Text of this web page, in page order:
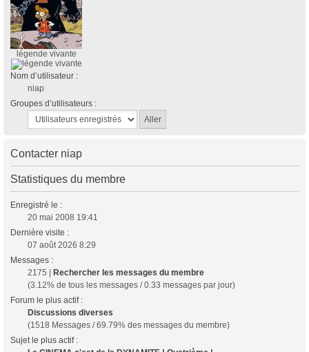
légende vivante
Nom d’utilisateur :
niap
Groupes d’utilisateurs :
Contacter niap
Statistiques du membre
Enregistré le :
20 mai 2008 19:41
Dernière visite :
07 août 2026 8:29
Messages :
2175 |
Rechercher les messages du membre
(3.12% de tous les messages / 0.33 messages par jour)
Forum le plus actif :
Discussions diverses
(1518 Messages / 69.79% des messages du membre)
Sujet le plus actif :